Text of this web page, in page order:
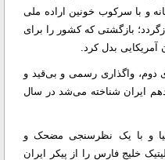
و با سرکوب خونین اراده ملی
بازگشتی که کشور را برای
دوم، واگذاری رسمی و بی‌قید و
ایران شناخته می‌شد در سال
و با یک نظرسنجی مضحک و
خلیج فارس را از پیکر ایران